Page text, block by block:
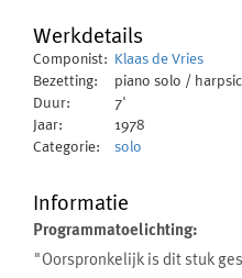
Werkdetails
Componist: Klaas de Vries
Bezetting: piano solo /
Duur:
7'
Jaar:
1978
Categorie:
solo
Informatie
Programmatoelichting:
"Oorspronkelijk is dit stuk